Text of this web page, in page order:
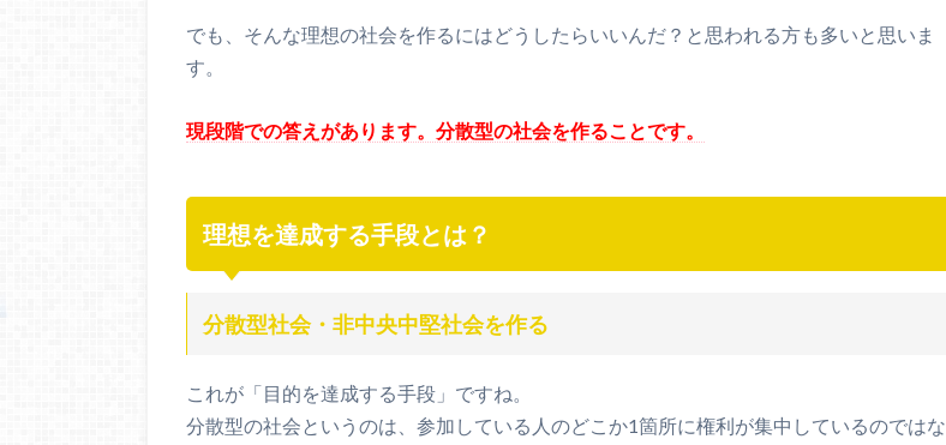
でも、そんな理想の社会を作るにはどうしたらいいんだ？と思われる方も多いと思いま
す。
現段階での答えがあります。分散型の社会を作ることです。
理想を達成する手段とは？
分散型社会・非中央中堅社会を作る
これが「目的を達成する手段」ですね。
分散型の社会というのは、参加している人のどこか1箇所に権利が集中しているのではな